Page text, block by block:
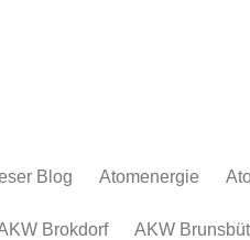
Blog Atomenergie
Atomkraftwerke
Brokdorf AKW